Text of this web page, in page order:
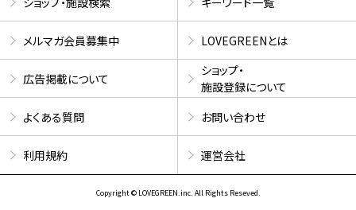
メルマガ会員募集中 LOVEGREENとは
広告掲載について
ショップ・
施設登録について
よくある質問
お問い合わせ
利用規約 運営会社
Copyright © LOVEGREEN.inc. All Rights Reseved.